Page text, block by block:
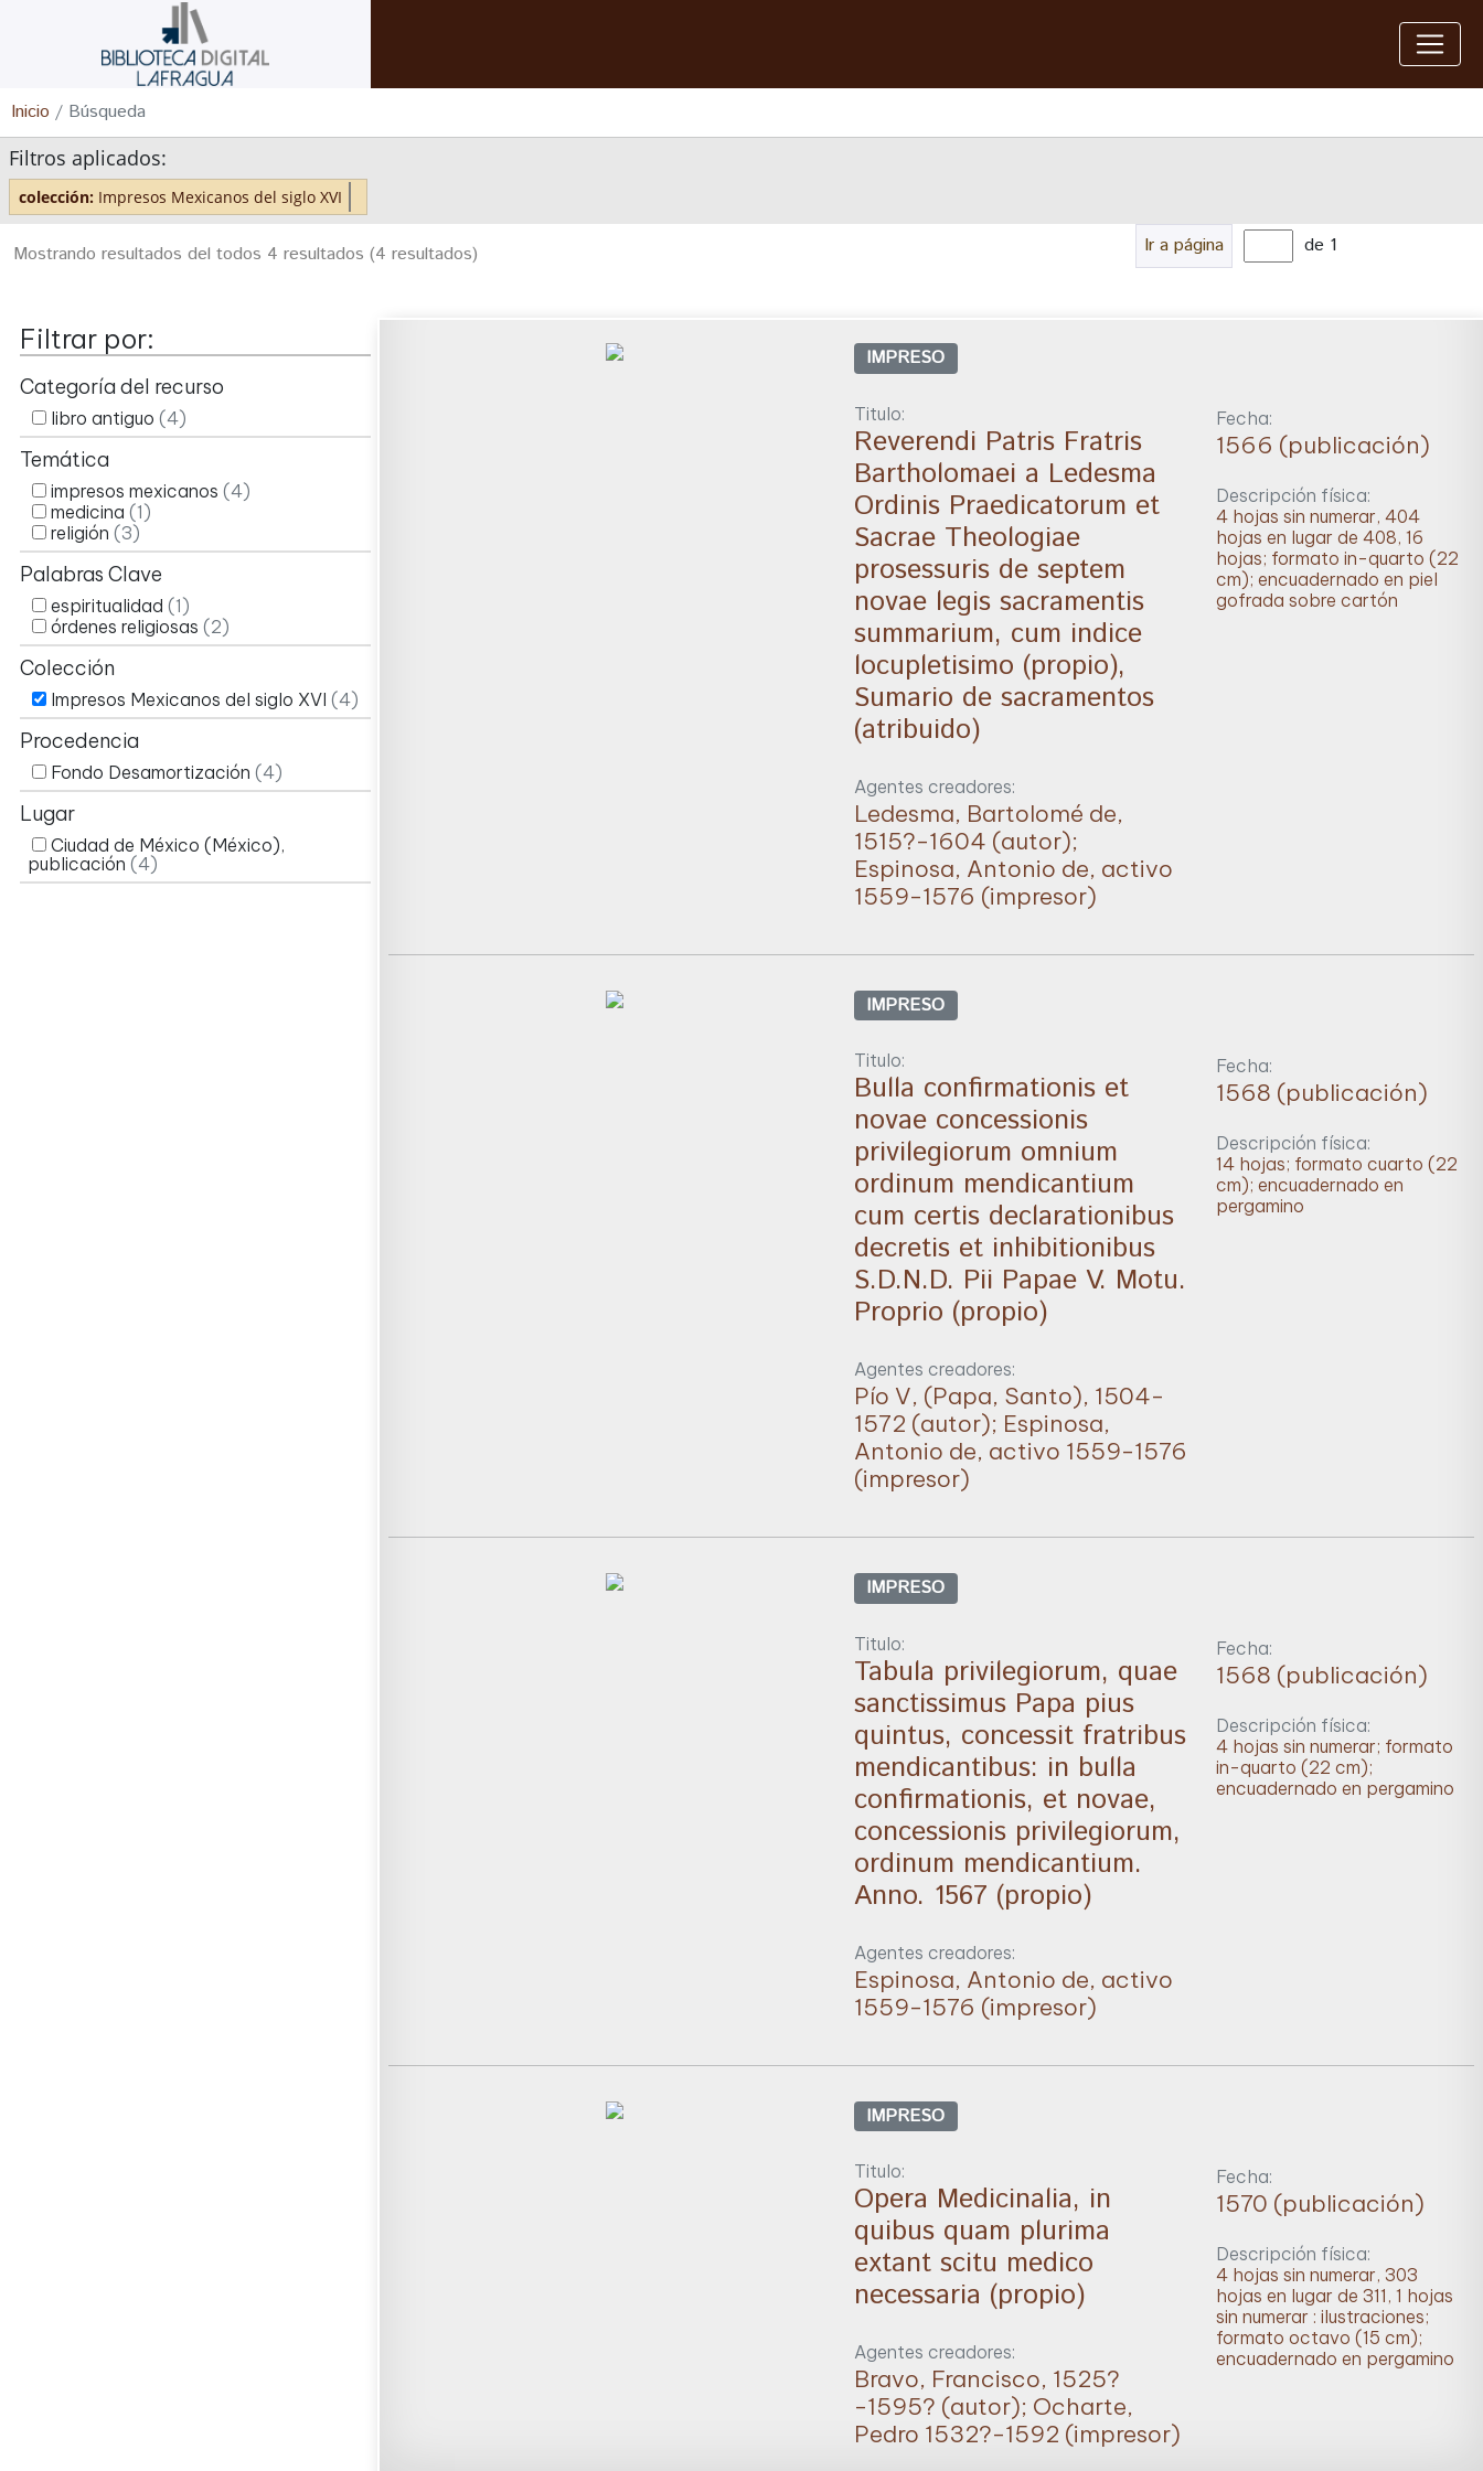
Inicio / Búsqueda
Filtros aplicados:
colección: Impresos Mexicanos del siglo XVI
Mostrando resultados del todos 4 resultados (4 resultados) Ir a página de 1
IMPRESO
Titulo:
Reverendi Patris Fratris
Bartholomaei a Ledesma
Ordinis Praedicatorum et
Sacrae Theologiae
prosessuris de septem
novae legis sacramentis
summarium, cum indice
locupletisimo (propio),
Sumario de sacramentos
(atribuido)
Agentes creadores:
Ledesma, Bartolomé de,
1515?-1604 (autor);
Espinosa, Antonio de, activo
1559-1576 (impresor)
Fecha:
1566 (publicación)
Descripción física:
4 hojas sin numerar, 404
hojas en lugar de 408, 16
hojas; formato in-quarto (22
cm); encuadernado en piel
gofrada sobre cartón
IMPRESO
Titulo:
Bulla confirmationis et
novae concessionis
privilegiorum omnium
ordinum mendicantium
cum certis declarationibus
decretis et inhibitionibus
S.D.N.D. Pii Papae V. Motu.
Proprio (propio)
Agentes creadores:
Pío V, (Papa, Santo), 1504-
1572 (autor); Espinosa,
Antonio de, activo 1559-1576
(impresor)
Fecha:
1568 (publicación)
Descripción física:
14 hojas; formato cuarto (22
cm); encuadernado en
pergamino
IMPRESO
Titulo:
Tabula privilegiorum, quae
sanctissimus Papa pius
quintus, concessit fratribus
mendicantibus: in bulla
confirmationis, et novae,
concessionis privilegiorum,
ordinum mendicantium.
Anno. 1567 (propio)
Agentes creadores:
Espinosa, Antonio de, activo
1559-1576 (impresor)
Fecha:
1568 (publicación)
Descripción física:
4 hojas sin numerar; formato
in-quarto (22 cm);
encuadernado en pergamino
IMPRESO
Titulo:
Opera Medicinalia, in
quibus quam plurima
extant scitu medico
necessaria (propio)
Agentes creadores:
Bravo, Francisco, 1525?
-1595? (autor); Ocharte,
Pedro 1532?-1592 (impresor)
Fecha:
1570 (publicación)
Descripción física:
4 hojas sin numerar, 303
hojas en lugar de 311, 1 hojas
sin numerar : ilustraciones;
formato octavo (15 cm);
encuadernado en pergamino
Filtrar por:
Categoría del recurso
libro antiguo (4)
Temática
impresos mexicanos (4)
medicina (1)
religión (3)
Palabras Clave
espiritualidad (1)
órdenes religiosas (2)
Colección
Impresos Mexicanos del siglo XVI (4)
Procedencia
Fondo Desamortización (4)
Lugar
Ciudad de México (México),
publicación (4)